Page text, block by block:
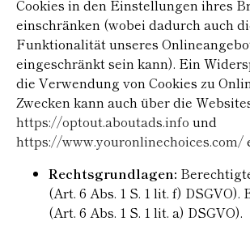
Cookies in den Einstellungen ihres
einschränken (wobei dadurch auch
Funktionalität unseres
eingeschränkt sein kann). Ein
die Verwendung von Cookies zu
Zwecken kann auch über die
https://optout.aboutads.info und
https://www.youronlinechoices.com/
Rechtsgrundlagen:
(Art. 6 Abs. 1 S. 1 lit. f)
(Art. 6 Abs. 1 S. 1 lit. a) DSGVO).